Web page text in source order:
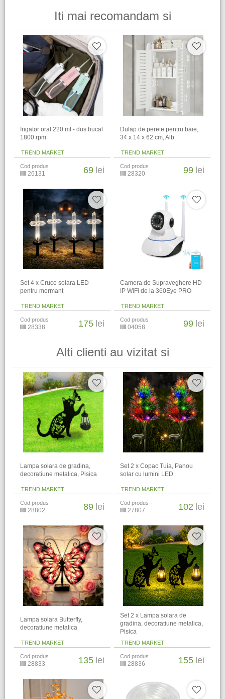
Iti mai recomandam si
Irigator oral 220 ml - dus bucal
1800 rpm
TREND MARKET
Cod produs
26131 69 lei
Dulap de perete pentru baie,
34 x 14 x 62 cm​, Alb
TREND MARKET
Cod produs
28320 99 lei
Set 4 x Cruce solara LED
pentru mormant
TREND MARKET
Cod produs
28338 175 lei
Camera de Supraveghere HD
IP WiFi de la 360Eye PRO
TREND MARKET
Cod produs
04058 99 lei
Alti clienti au vizitat si
Lampa solara de gradina,
decoratiune metalica, Pisica
TREND MARKET
Cod produs
28802 89 lei
Set 2 x Copac Tuia, Panou
solar cu lumini LED
TREND MARKET
Cod produs
27807 102 lei
Lampa solara Butterfly,
decoratiune metalica
TREND MARKET
Cod produs
28833 135 lei
Set 2 x Lampa solara de
gradina, decoratiune metalica,
Pisica
TREND MARKET
Cod produs
28836 155 lei